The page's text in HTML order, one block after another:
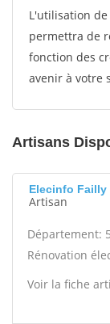
L'utilisation
permettra de
fonction des
avenir à votre
Artisans
Elecinfo Failly
Artisan
Département:
Rénovation
Voir la fiche